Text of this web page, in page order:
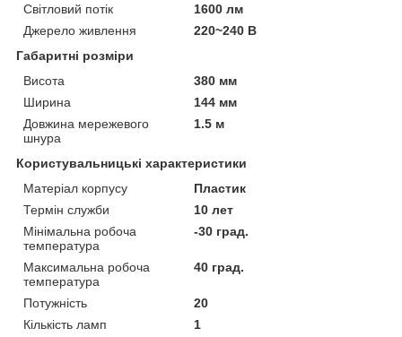
Світловий потік
1600 лм
Джерело живлення
220~240 В
Габаритні розміри
Висота
380 мм
Ширина
144 мм
Довжина мережевого
шнура
1.5 м
Користувальницькі характеристики
Матеріал корпусу
Пластик
Термін служби
10 лет
Мінімальна робоча
температура
-30 град.
Максимальна робоча
температура
40 град.
Потужність
20
Кількість ламп
1